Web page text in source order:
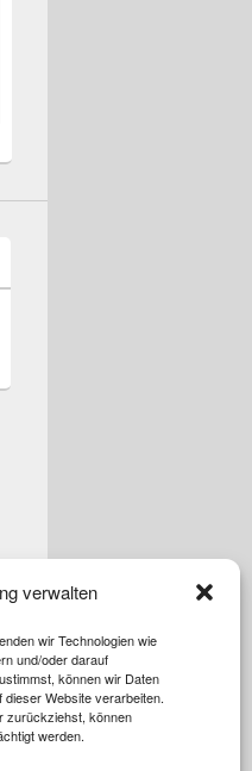
verwalten
wir Technologien wie
und/oder darauf
können wir Daten
Website verarbeiten.
zurückziehst, können
werden.